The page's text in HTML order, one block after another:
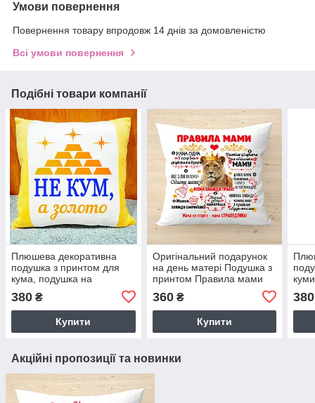
Умови повернення
Повернення товару впродовж 14 днів за домовленістю
Всі умови повернення
Подібні товари компанії
Плюшева декоративна
подушка з принтом для
кума, подушка на
380 ₴
Купити
Оригінальний подарунок
на день матері Подушка з
принтом Правила мами
360₴
Купити
380
Акційні пропозиції та новинки